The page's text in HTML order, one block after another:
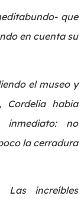
que
en cuenta su
el museo y
Cordelia había
inmediato: no
la cerradura
Las increíbles